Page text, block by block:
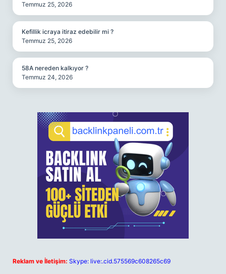
Temmuz 25, 2026
Kefillik icraya itiraz edebilir mi ?
Temmuz 25, 2026
58A nereden kalkıyor ?
Temmuz 24, 2026
Reklam ve İletişim: Skype: live:.cid.575569c608265c69